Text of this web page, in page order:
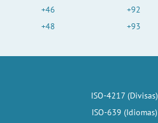
+46
+48
+92
+93
ISO-4217 (Divisas)
ISO-639 (Idiomas)